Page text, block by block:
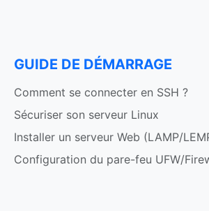
GUIDE DE DÉMARRAGE
Comment se connecter en SSH ?
Sécuriser son serveur Linux
Installer un serveur Web (LAMP/
Configuration du pare-feu UFW/